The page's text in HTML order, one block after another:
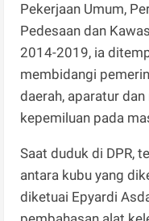
Pekerjaan Umum,
Pedesaan dan
2014-2019, ia
membidangi
daerah, aparatur
kepemiluan pada
Saat duduk di DPR,
antara kubu yang
diketuai Epyardi